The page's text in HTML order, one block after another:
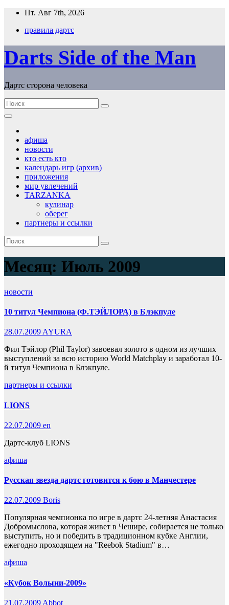
Перейти
содержимому
Пт. Авг 7th, 2026
правила дартс
Darts Side of the Man
Дартс сторона человека
афиша
новости
кто есть кто
календарь игр (архив)
приложения
мир увлечений
TARZANKA
кулинар
оберег
партнеры и ссылки
Месяц: Июль 2009
новости
10 титул Чемпиона (Ф.ТЭЙЛОРА) в Блэкпуле
28.07.2009 AYURA
Фил Тэйлор (Phil Taylor) завоевал золото в одном из лучших
выступлений за всю историю World Matchplay и заработал 10-
й титул Чемпиона в Блэкпуле.
партнеры и ссылки
LIONS
22.07.2009 en
Дартс-клуб LIONS
афиша
Русская звезда дартс готовится к бою в Манчестере
22.07.2009 Boris
Популярная чемпионка по игре в дартс 24-летняя Анастасия
Добромыслова, которая живет в Чешире, собирается не только
выступить, но и победить в традиционном кубке Англии,
ежегодно проходящем на "Reebok Stadium" в…
афиша
«Кубок Волыни-2009»
21.07.2009 Abbot